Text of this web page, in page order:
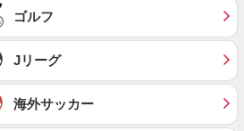
ゴルフ
Jリーグ
海外サッカー